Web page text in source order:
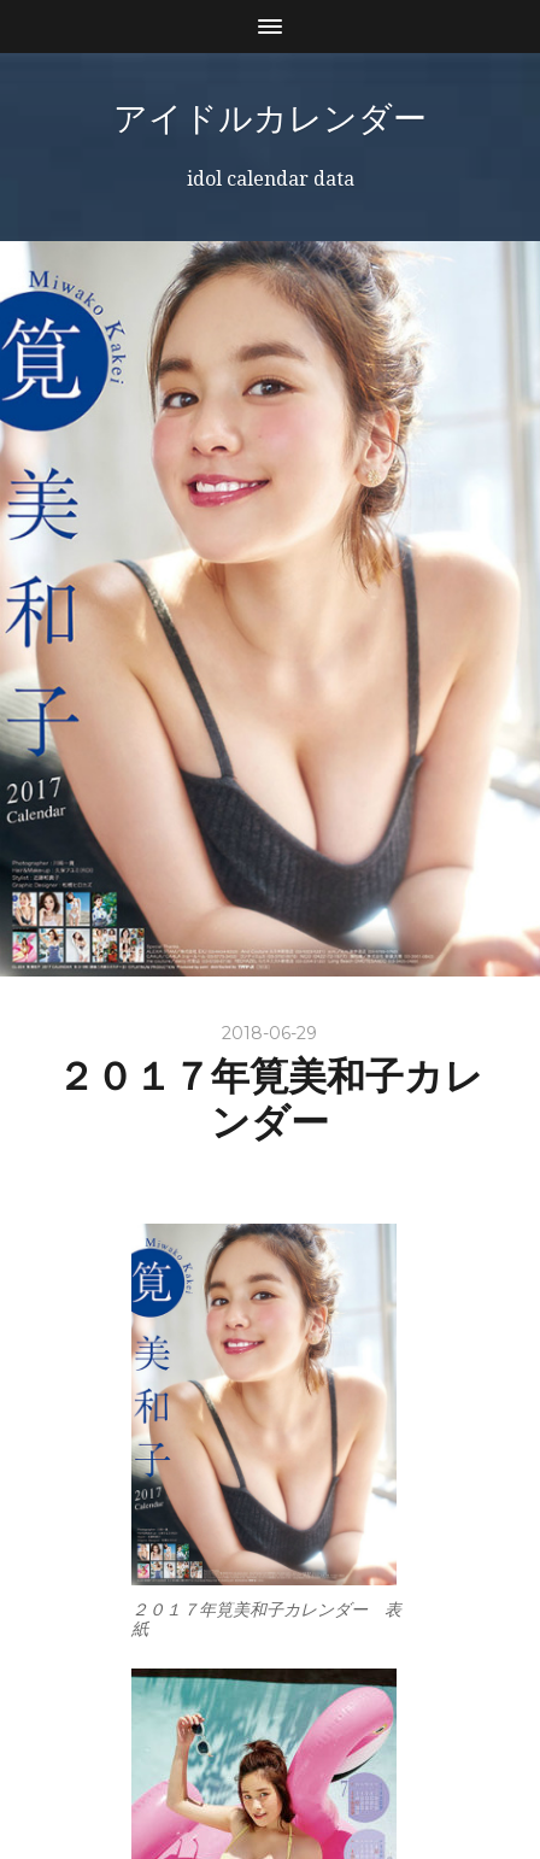
アイドルカレンダー
idol calendar data
2018-06-29
２０１７年筧美和子カレ
ンダー
２０１７年筧美和子カレンダー 表
紙